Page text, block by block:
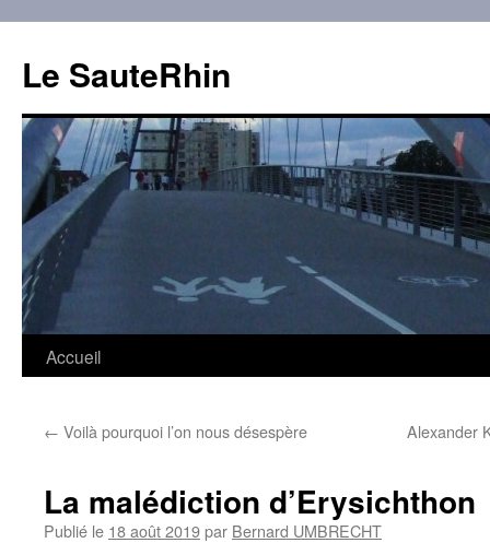
contenu
Le SauteRhin
Accueil
← Voilà pourquoi l’on nous désespère Alexander
La malédiction d’Erysichthon
Publié le 18 août 2019par Bernard UMBRECHT